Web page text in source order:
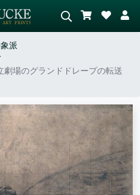
AI画像検索
油絵、木のそばの立ち姿のヌー
ド。
派
劇場のグランドドレープの転送